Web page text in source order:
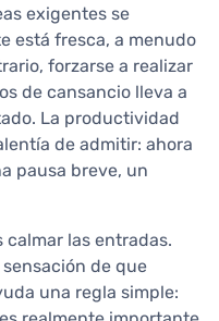
exigentes se
está fresca, a menudo
forzarse a realizar
de cansancio lleva a
La productividad
de admitir: ahora
pausa breve, un
las entradas.
de que
una regla simple: